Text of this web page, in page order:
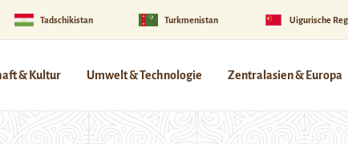
Tadschikistan Turkmenistan Uigurische
& Kultur Umwelt & Technologie Zentralasien & Europa